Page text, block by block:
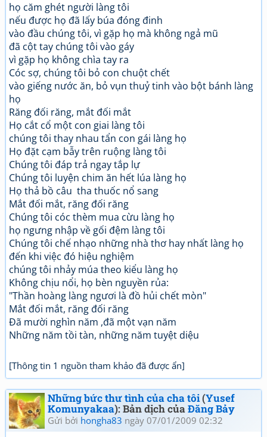
họ căm ghét người làng tôi
nếu được họ đã lấy búa đóng đinh
vào đầu chúng tôi, vì gặp họ mà không ngả mũ
đã cột tay chúng tôi vào gáy
vì gặp họ không chìa tay ra
Cóc sợ, chúng tôi bỏ con chuột chết
vào giếng nước ăn, bỏ vụn thuỷ tinh vào bột bánh làng
họ
Răng đối răng, mắt đối mắt
Họ cắt cổ một con giai làng tôi
chúng tôi thay nhau tẩn con gái làng họ
Họ đặt cạm bẫy trên ruộng làng tôi
Chúng tôi đáp trả ngay tắp lự
Chúng tôi luyện chim ăn hết lúa làng họ
Họ thả bồ câu tha thuốc nổ sang
Mắt đối mắt, răng đối răng
Chúng tôi cóc thèm mua cừu làng họ
họ ngưng nhập về gối đệm làng tôi
Chúng tôi chế nhạo những nhà thơ hay nhất làng họ
đến khi việc đó hiệu nghiệm
chúng tôi nhảy múa theo kiểu làng họ
Không chịu nổi, họ bèn nguyền rủa:
"Thần hoàng làng ngươi là đồ hủi chết mòn"
Mắt đối mắt, răng đối răng
Đã mười nghìn năm ,đã một vạn năm
Những năm tồi tàn, những năm tuyệt diệu
[Thông tin 1 nguồn tham khảo đã được ẩn]
Những bức thư tình của cha tôi(Yusef
Komunyakaa): Bản dịch củaĐăng Bảy
Gửi bởi hongha83 ngày 07/01/2009 02:32